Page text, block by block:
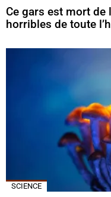
Ce gars est mort de
horribles de toute
SCIENCE